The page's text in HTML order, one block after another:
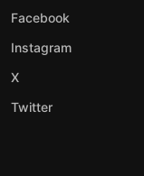
Facebook
Instagram
X
Twitter